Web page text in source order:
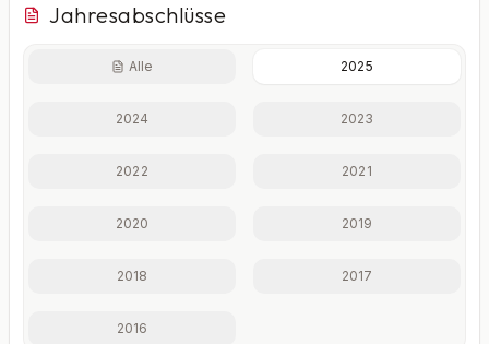
Jahresabschlüsse
Alle 2025
2024 2023
2022 2021
2020 2019
2018 2017
2016